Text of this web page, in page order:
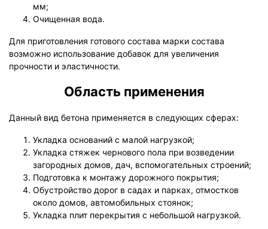
мм;
Очищенная вода.
Для приготовления готового состава марки состава
возможно использование добавок для увеличения
прочности и эластичности.
Область применения
Данный вид бетона применяется в следующих сферах:
Укладка оснований с малой нагрузкой;
Укладка стяжек чернового пола при возведении
загородных домов, дач, вспомогательных строений;
Подготовка к монтажу дорожного покрытия;
Обустройство дорог в садах и парках, отмостков
около домов, автомобильных стоянок;
Укладка плит перекрытия с небольшой нагрузкой.